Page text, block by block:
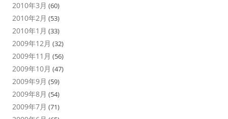
2010年3月 (60)
2010年2月 (53)
2010年1月 (33)
2009年12月 (32)
2009年11月 (56)
2009年10月 (47)
2009年9月 (59)
2009年8月 (54)
2009年7月 (71)